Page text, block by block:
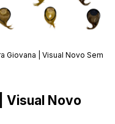
Giovana | Visual Novo Sem
Visual Novo